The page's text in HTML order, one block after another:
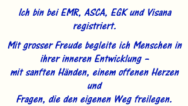
Ich bin bei EMR, ASCA, EGK und Visana
registriert.
Mit grosser Freude begleite ich Menschen in
ihrer inneren Entwicklung –
mit sanften Händen, einem offenen Herzen
und
Fragen, die den eigenen Weg freilegen.